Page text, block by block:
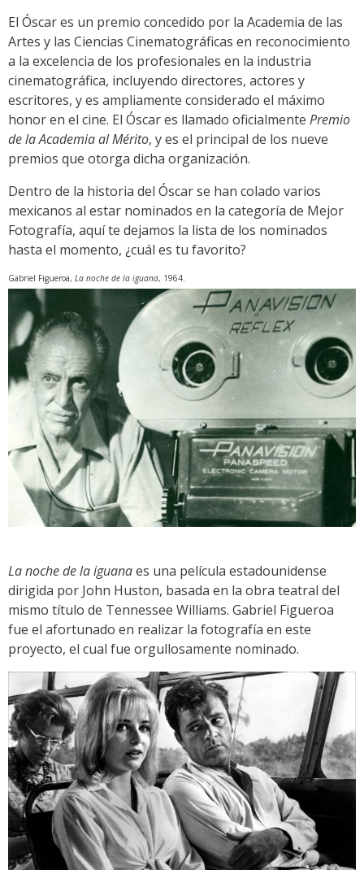
El Óscar es un premio concedido por la Academia de las
Artes y las Ciencias Cinematográficas en reconocimiento
a la excelencia de los profesionales en la industria
cinematográfica, incluyendo directores, actores y
escritores, y es ampliamente considerado el máximo
honor en el cine. El Óscar es llamado oficialmente Premio
de la Academia al Mérito, y es el principal de los nueve
premios que otorga dicha organización.
Dentro de la historia del Óscar se han colado varios
mexicanos al estar nominados en la categoría de Mejor
Fotografía, aquí te dejamos la lista de los nominados
hasta el momento, ¿cuál es tu favorito?
Gabriel Figueroa, La noche de la iguana, 1964.
La noche de la iguanaes una película estadounidense
dirigida por John Huston, basada en la obra teatral del
mismo título de Tennessee Williams. Gabriel Figueroa
fue el afortunado en realizar la fotografía en este
proyecto, el cual fue orgullosamente nominado.